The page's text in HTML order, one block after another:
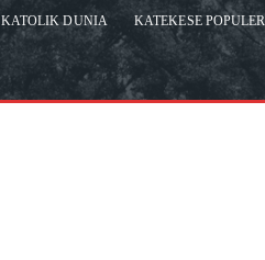
KATOLIK DUNIA KATEKESE POPULER